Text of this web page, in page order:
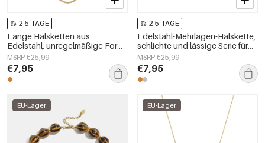
2-5 TAGE
Lange Halsketten aus
Edelstahl, unregelmäßige Form,
schlichte Alltags-Serie,
Damenschmuck
MSRP €25,99
€7,95
2-5 TAGE
Edelstahl-Mehrlagen-Halskette,
schlichte und lässige Serie für
Damen
MSRP €25,99
€7,95
EU-Lager EU-Lager